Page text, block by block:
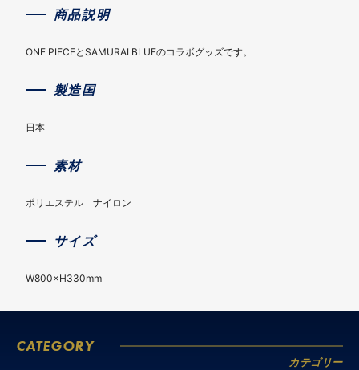
商品説明
ONE PIECEとSAMURAI BLUEのコラボグッズです。
製造国
日本
素材
ポリエステル ナイロン
サイズ
W800×H330mm
CATEGORY
カテゴリー